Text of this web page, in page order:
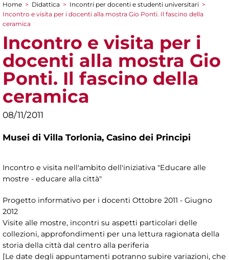
Tu sei qui
Home > Didattica > Incontri per docenti e studenti universitari >
Incontro e visita per i docenti alla mostra Gio Ponti. Il fascino della
ceramica
Incontro e visita per i
docenti alla mostra Gio
Ponti. Il fascino della
ceramica
08/11/2011
Musei di Villa Torlonia, Casino dei Principi
Incontro e visita nell'ambito dell'iniziativa "Educare alle
mostre - educare alla città"
Progetto informativo per i docenti Ottobre 2011 - Giugno
2012
Visite alle mostre, incontri su aspetti particolari delle
collezioni, approfondimenti per una lettura ragionata della
storia della città dal centro alla periferia
[Le date degli appuntamenti potranno subire variazioni, che